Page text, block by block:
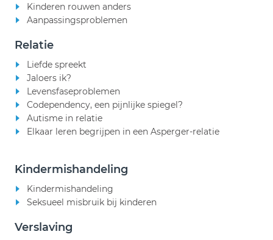
Kinderen rouwen anders
Aanpassingsproblemen
Relatie
Liefde spreekt
Jaloers ik?
Levensfaseproblemen
Codependency, een pijnlijke spiegel?
Autisme in relatie
Elkaar leren begrijpen in een Asperger-relatie
Kindermishandeling
Kindermishandeling
Seksueel misbruik bij kinderen
Verslaving